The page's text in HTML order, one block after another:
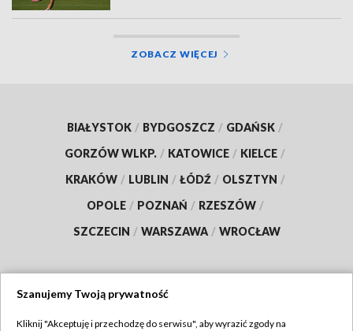
ZOBACZ WIĘCEJ
BIAŁYSTOK / BYDGOSZCZ / GDAŃSK /
GORZÓW WLKP. / KATOWICE / KIELCE /
KRAKÓW / LUBLIN / ŁÓDŹ / OLSZTYN /
OPOLE / POZNAŃ / RZESZÓW /
SZCZECIN / WARSZAWA / WROCŁAW
Szanujemy Twoją prywatność
Kliknij "Akceptuję i przechodzę do serwisu", aby wyrazić zgody na